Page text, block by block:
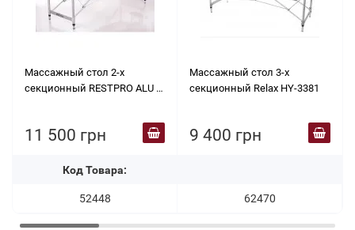
Массажный стол 2-х
секционный RESTPRO ALU 2
11 500 грн
Код Товара:
52448
Массажный стол 3-х
секционный Relax HY-3381
9 400 грн
62470